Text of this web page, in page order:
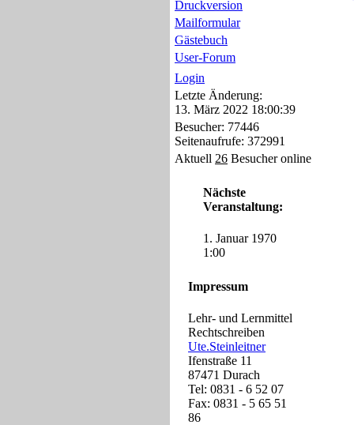
Druckversion
Mailformular
Gästebuch
User-Forum
Login
Letzte Änderung:
13. März 2022 18:00:39
Besucher: 77446
Seitenaufrufe: 372991
Aktuell 26 Besucher online
Nächste
Veranstaltung:
1. Januar 1970
1:00
Impressum
Lehr- und Lernmittel
Rechtschreiben
Ute.Steinleitner
Ifenstraße 11
87471 Durach
Tel: 0831 - 6 52 07
Fax: 0831 - 5 65 51
86